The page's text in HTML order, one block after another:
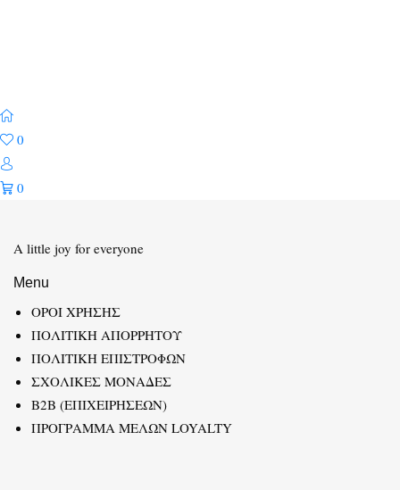
0
0
A little joy for everyone
Menu
ΟΡΟΙ ΧΡΗΣΗΣ
ΠΟΛΙΤΙΚΗ ΑΠΟΡΡΗΤΟΥ
ΠΟΛΙΤΙΚΗ ΕΠΙΣΤΡΟΦΩΝ
ΣΧΟΛΙΚΕΣ ΜΟΝΑΔΕΣ
B2B (ΕΠΙΧΕΙΡΗΣΕΩΝ)
ΠΡΟΓΡΑΜΜΑ ΜΕΛΩΝ LOYALTY